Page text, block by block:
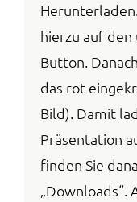
hierzu auf
Button.
das rot
Bild). Damit
Präsentation
finden Sie
„Downloads“.